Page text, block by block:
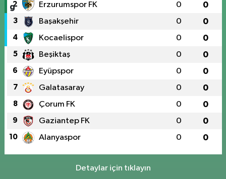
2 Erzurumspor FK 0 0
3 Başakşehir 0 0
4 Kocaelispor 0 0
5 Beşiktaş 0 0
6 Eyüpspor 0 0
7 Galatasaray 0 0
8 Çorum FK 0 0
9 Gaziantep FK 0 0
10 Alanyaspor 0 0
Detaylar için tıklayın